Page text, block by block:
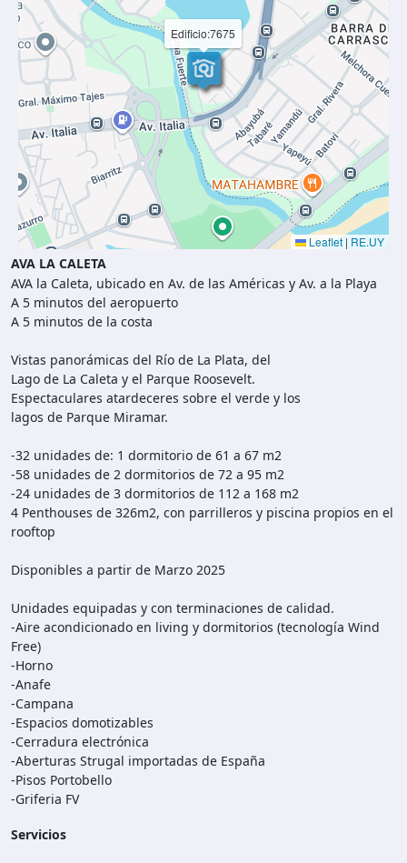
Edificio:7675
Leaflet | RE.UY
AVA LA CALETA
AVA la Caleta, ubicado en Av. de las Américas y Av. a la Playa
A 5 minutos del aeropuerto
A 5 minutos de la costa
Vistas panorámicas del Río de La Plata, del
Lago de La Caleta y el Parque Roosevelt.
Espectaculares atardeceres sobre el verde y los
lagos de Parque Miramar.
-32 unidades de: 1 dormitorio de 61 a 67 m2
-58 unidades de 2 dormitorios de 72 a 95 m2
-24 unidades de 3 dormitorios de 112 a 168 m2
4 Penthouses de 326m2, con parrilleros y piscina propios en el
rooftop
Disponibles a partir de Marzo 2025
Unidades equipadas y con terminaciones de calidad.
-Aire acondicionado en living y dormitorios (tecnología Wind
Free)
-Horno
-Anafe
-Campana
-Espacios domotizables
-Cerradura electrónica
-Aberturas Strugal importadas de España
-Pisos Portobello
-Griferia FV
Servicios